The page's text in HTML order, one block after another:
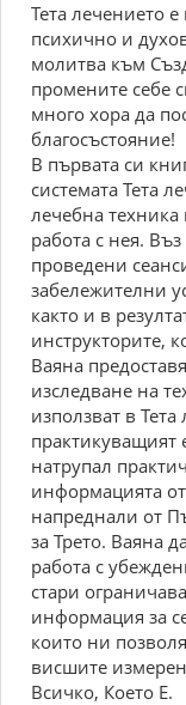
Тета лечението
психично и
молитва към
промените себе
много хора да
благосъстояние!
В първата си
системата Тета
лечебна
работа с нея.
проведени
забележителни
както и в
инструкторите,
Ваяна
изследване на
използват в
практикуващият
натрупал
информацията от
напреднали от
за Трето. Ваяна
работа с
стари
информация за
които ни
висшите
Всичко, Което Е.